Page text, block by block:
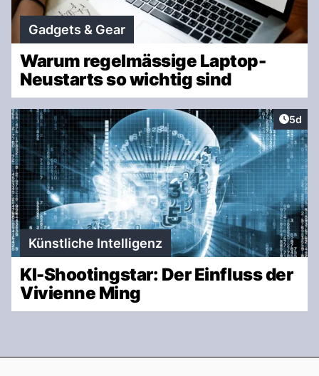
Gadgets & Gear
Warum regelmässige Laptop-
Neustarts so wichtig sind
5d
Künstliche Intelligenz
KI-Shootingstar: Der Einfluss der
Vivienne Ming